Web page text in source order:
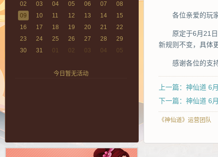
02
03 04 05 06 07
08
09
10 11 12 13 14
15
16
17 18 19 20 21
22
23
24 25 26 27 28
29
30
31 01 02 03 04 05
今日暂无活动
各位亲爱的玩
原定于6月21日
新规则不变，具体
感谢各位的支持
上一篇：神仙道 6
下一篇：神仙道 6
《神仙道》运营团队